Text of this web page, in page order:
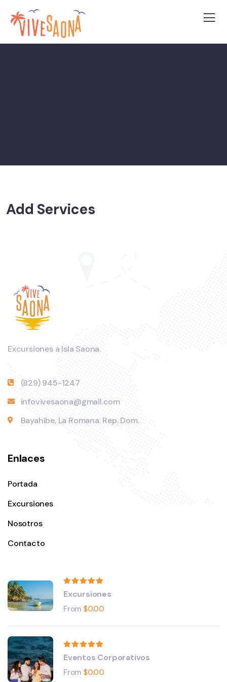
Add Services
Excursiones a Isla Saona.
(829) 945-1247
infovivesaona@gmail.com
Bayahíbe, La Romana. Rep. Dom.
Enlaces
Portada
Excursiones
Nosotros
Contacto
Excursiones
From $0.00
Eventos Corporativos
From $0.00